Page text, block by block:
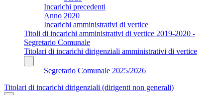
Incarichi precedenti
Anno 2020
Incarichi amministrativi di vertice
Titoli di incarichi amministrativi di vertice 2019-2020 -
Segretario Comunale
Titolari di incarichi dirigenziali amministrativi di vertice
Segretario Comunale 2025/2026
Titolari di incarichi dirigenziali (dirigenti non generali)